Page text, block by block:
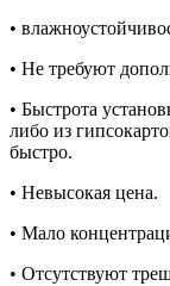
•
• Не требуют
• Быстрота
либо из
быстро.
• Невысокая цена.
• Мало
• Отсутствуют